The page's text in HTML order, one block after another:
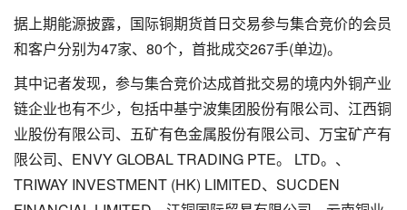
据上期能源披露，国际铜期货首日交易参与集合竞价的会员
和客户分别为47家、80个，首批成交267手(单边)。
其中记者发现，参与集合竞价达成首批交易的境内外铜产业
链企业也有不少，包括中基宁波集团股份有限公司、江西铜
业股份有限公司、五矿有色金属股份有限公司、万宝矿产有
限公司、ENVY GLOBAL TRADING PTE。 LTD。、
TRIWAY INVESTMENT (HK) LIMITED、SUCDEN